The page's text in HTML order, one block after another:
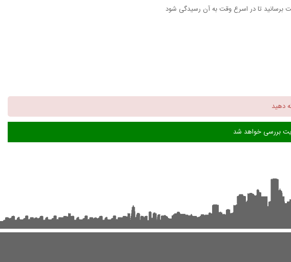
برسانید تا در اسرع وقت به آن رسیدگی شود
دهید
بررسی خواهد شد